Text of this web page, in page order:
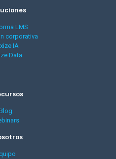
LMS
corporativa
IA
Data